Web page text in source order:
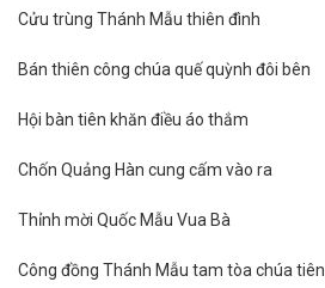
Cửu trùng Thánh Mẫu thiên đình
Bán thiên công chúa quế quỳnh đôi bên
Hội bàn tiên khăn điều áo thắm
Chốn Quảng Hàn cung cấm vào ra
Thỉnh mời Quốc Mẫu Vua Bà
Công đồng Thánh Mẫu tam tòa chúa tiên